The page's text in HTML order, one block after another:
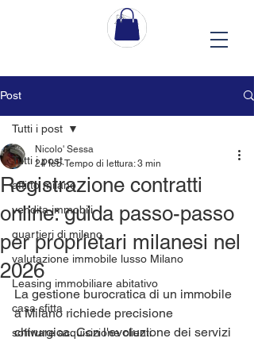
Post
Tutti i post
affitto milano
vendita immobili
quartieri di milano
valutazione immobile lusso Milano
Leasing immobiliare abitativo
casa sfitta
software acquisizione clienti
Tutti i post
Registrazione contratti
online: guida passo-passo
per proprietari milanesi nel
2026
Nicolo' Sessa
24 feb Tempo di lettura: 3 min
La gestione burocratica di un immobile
a Milano richiede precisione
chirurgica. Con l'evoluzione dei servizi